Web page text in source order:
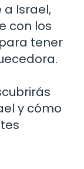
a Israel,
con los
tener
y cómo